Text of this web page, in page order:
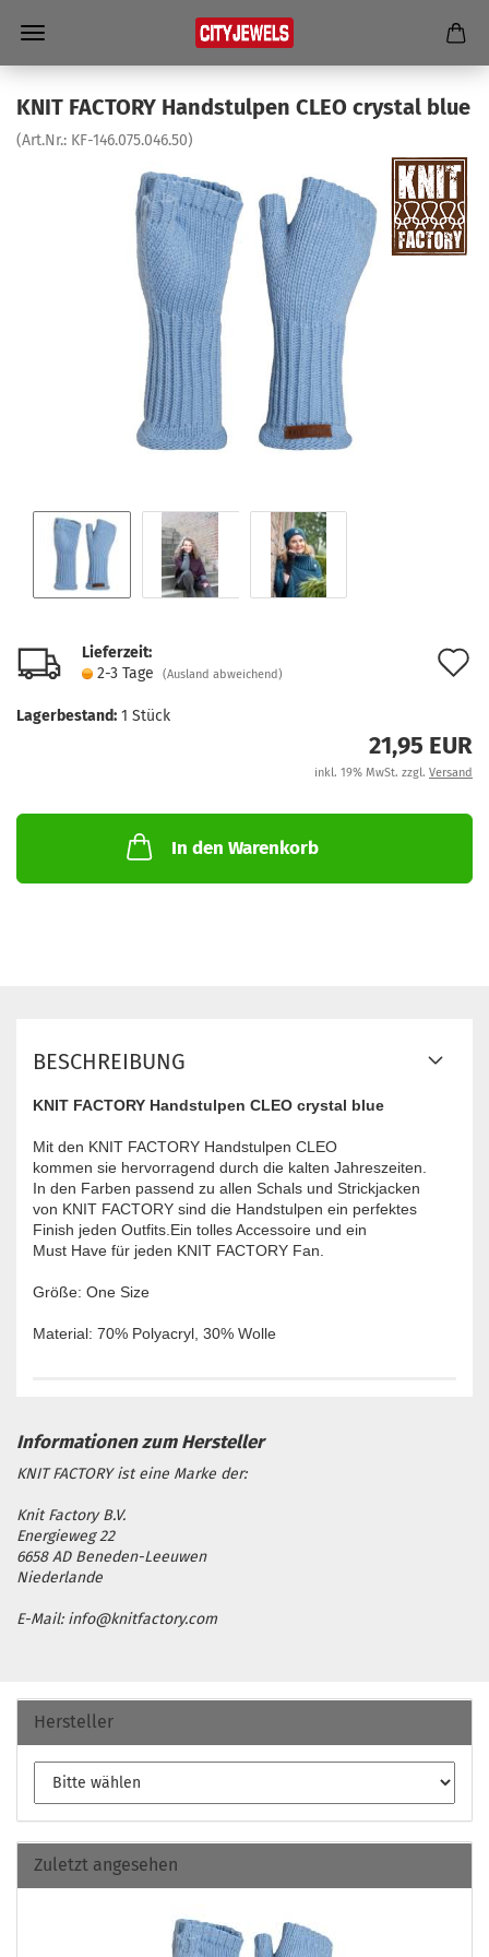
KNIT FAC­TO­RY Hand­s­tul­pen CLEO crys­tal blue
(Art.Nr.: KF-​146.075.046.50)
Lieferzeit:
2-3 Tage
(Ausland abweichend)
Lagerbestand: 1 Stück
21,95 EUR
inkl. 19% MwSt. zzgl. Versand
In den Warenkorb
BESCHREIBUNG
KNIT FACTORY Handstulpen CLEO crystal blue
Mit den KNIT FACTORY Handstulpen CLEO
kommen sie hervorragend durch die kalten Jahreszeiten.
In den Farben passend zu allen Schals und Strickjacken
von KNIT FACTORY sind die Handstulpen ein perfektes
Finish jeden Outfits.Ein tolles Accessoire und ein
Must Have für jeden KNIT FACTORY Fan.
Größe: One Size
Material: 70% Polyacryl, 30% Wolle
KNIT FACTORY ist eine Marke der:
Knit Factory B.V.
Energieweg 22
6658 AD Beneden-Leeuwen
Niederlande
E-Mail: info@knitfactory.com
Hersteller
Zuletzt angesehen